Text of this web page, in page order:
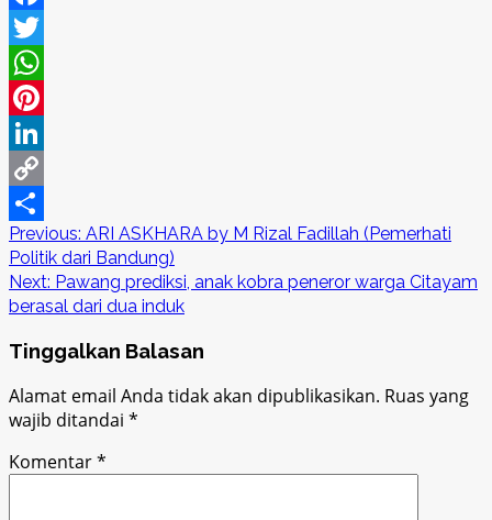
Facebook
Twitter
WhatsApp
Pinterest
LinkedIn
Copy
Link
Share
Post
navigation
Previous: ARI ASKHARA by M Rizal Fadillah (Pemerhati
Politik dari Bandung)
Next: Pawang prediksi, anak kobra peneror warga Citayam
berasal dari dua induk
Tinggalkan Balasan
Alamat email Anda tidak akan dipublikasikan. Ruas yang
wajib ditandai *
Komentar*